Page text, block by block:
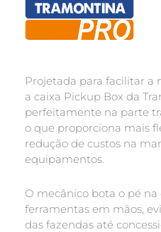
Projetada para facilitar a
a caixa Pickup Box da
perfeitamente na parte
o que proporciona mais
redução de custos na
equipamentos.
O mecânico bota o pé na
ferramentas em mãos,
das fazendas até